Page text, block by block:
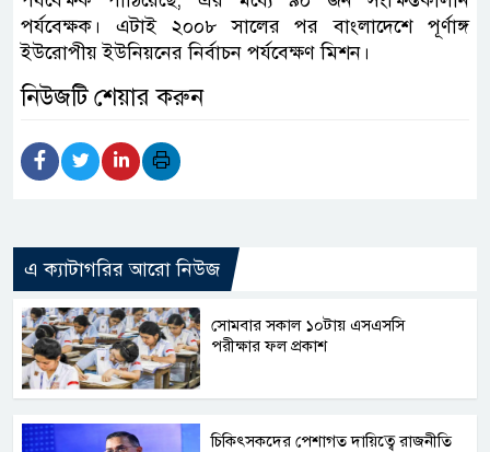
পর্যবেক্ষক। এটাই ২০০৮ সালের পর বাংলাদেশে পূর্ণাঙ্গ
ইউরোপীয় ইউনিয়নের নির্বাচন পর্যবেক্ষণ মিশন।
নিউজটি শেয়ার করুন
এ ক্যাটাগরির আরো নিউজ
সোমবার সকাল ১০টায় এসএসসি
পরীক্ষার ফল প্রকাশ
চিকিৎসকদের পেশাগত দায়িত্বে রাজনীতি